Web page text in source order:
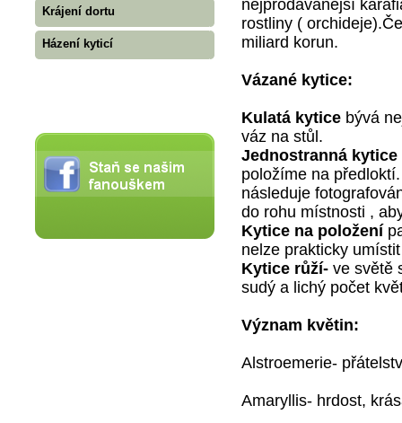
Krájení dortu
Házení kyticí
nejprodávanější
rostliny (
miliard korun.
Vázané kytice:
Kulatá kytice bývá
váz na stůl.
Jednostranná kytice
položíme na
následuje
do rohu místnosti ,
Kytice na položení
nelze prakticky
Kytice růží- ve světě
sudý a lichý počet
Význam květin:
Alstroemerie-
Amaryllis- hrdost,